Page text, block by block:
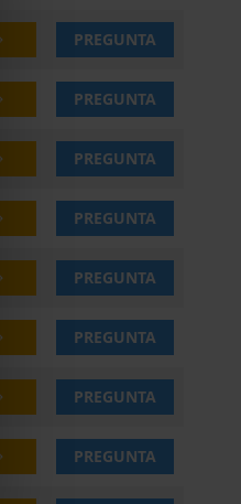
PREGUNTA
PREGUNTA
PREGUNTA
PREGUNTA
PREGUNTA
PREGUNTA
PREGUNTA
PREGUNTA